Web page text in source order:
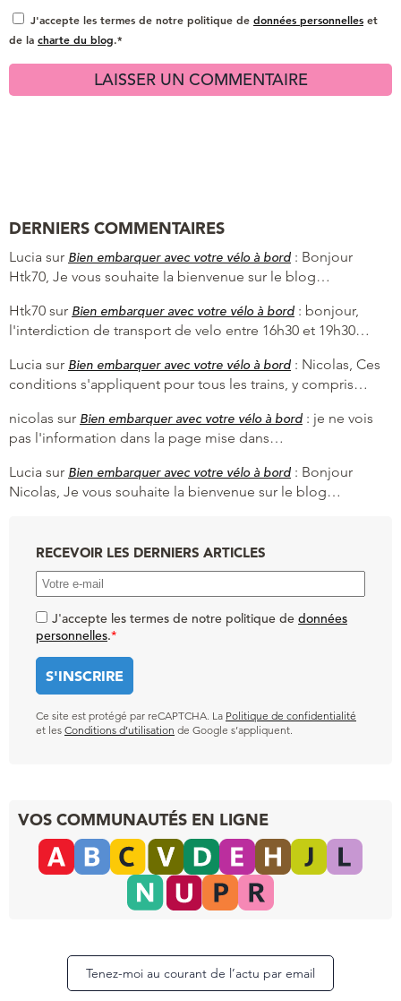
J'accepte les termes de notre politique de données personnelles et
de la charte du blog.*
DERNIERS COMMENTAIRES
Lucia sur Bien embarquer avec votre vélo à bord : Bonjour
Htk70, Je vous souhaite la bienvenue sur le blog…
Htk70 sur Bien embarquer avec votre vélo à bord : bonjour,
l'interdiction de transport de velo entre 16h30 et 19h30…
Lucia sur Bien embarquer avec votre vélo à bord : Nicolas, Ces
conditions s'appliquent pour tous les trains, y compris…
nicolas sur Bien embarquer avec votre vélo à bord : je ne vois
pas l'information dans la page mise dans…
Lucia sur Bien embarquer avec votre vélo à bord : Bonjour
Nicolas, Je vous souhaite la bienvenue sur le blog…
RECEVOIR LES DERNIERS ARTICLES
J'accepte les termes de notre politique de données
personnelles.*
Ce site est protégé par reCAPTCHA. La Politique de confidentialité
et les Conditions d’utilisation de Google s’appliquent.
VOS COMMUNAUTÉS EN LIGNE
Tenez-moi au courant de l’actu par email